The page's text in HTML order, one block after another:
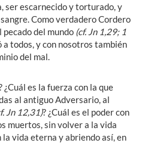
ser escarnecido y torturado, y
Como verdadero Cordero
pecado del mundo (cf. Jn 1,29; 1
todos, y con nosotros también
del mal.
¿Cuál es la fuerza con la que
al antiguo Adversario, al
Jn 12,31)? ¿Cuál es el poder con
muertos, sin volver a la vida
vida eterna y abriendo así, en